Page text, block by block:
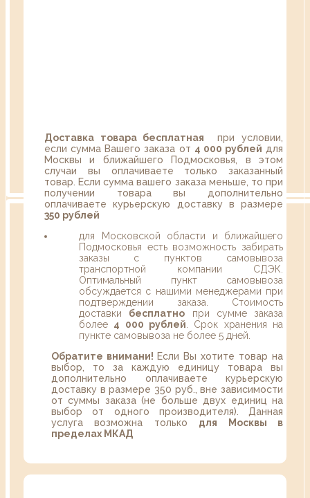
Доставка товара бесплатная при условии,
если сумма Вашего заказа от 4 000 рублей для
Москвы и ближайшего Подмосковья, в этом
случаи вы оплачиваете только заказанный
товар. Если сумма вашего заказа меньше, то при
получении товара вы дополнительно
оплачиваете курьерскую доставку в размере
350 рублей
для Московской области и ближайшего
Подмосковья есть возможность забирать
заказы с пунктов самовывоза
транспортной компании СДЭК.
Оптимальный пункт самовывоза
обсуждается с нашими менеджерами при
подтверждении заказа. Стоимость
доставки бесплатно при сумме заказа
более 4 000 рублей . Срок хранения на
пункте самовывоза не более 5 дней.
Обратите внимани! Если Вы хотите товар на
выбор, то за каждую единицу товара вы
дополнительно оплачиваете курьерскую
доставку в размере 350 руб., вне зависимости
от суммы заказа (не больше двух единиц на
выбор от одного производителя). Данная
услуга возможна только для Москвы в
пределах МКАД